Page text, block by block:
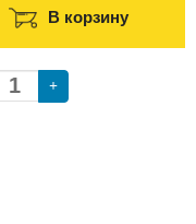
В корзину
+